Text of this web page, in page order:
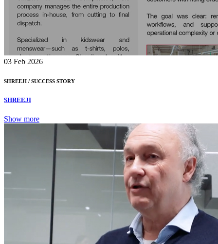
03 Feb 2026
SHREEJI / SUCCESS STORY
SHREEJI
Show more